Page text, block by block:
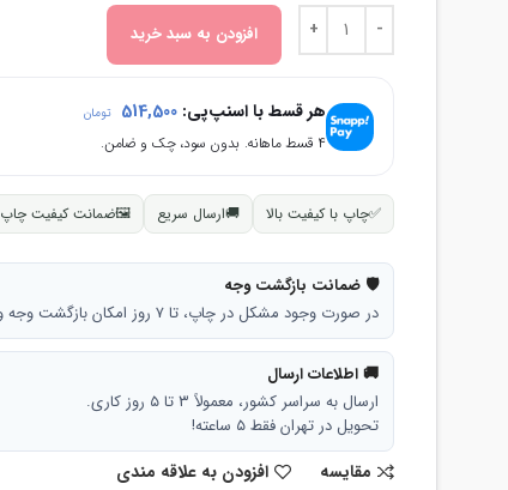
افزودن به سبد خرید
هر قسط با اسنپ‌پی: 514,500 تومان
۴ قسط ماهانه. بدون سود، چک و ضامن.
✅چاپ با کیفیت بالا 🚚ارسال سریع 🖼ضمانت کیفیت چاپ
🛡 ضمانت بازگشت وجه
در صورت وجود مشکل در چاپ، تا ۷ روز امکان بازگشت وجه وجود دارد.
🚚 اطلاعات ارسال
ارسال به سراسر کشور، معمولاً ۳ تا ۵ روز کاری.
تحویل در تهران فقط ۵ ساعته!
مقایسه افزودن به علاقه مندی